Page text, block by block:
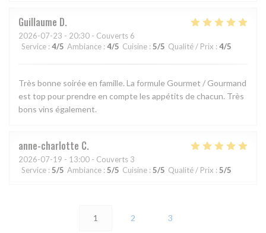
Guillaume D
2026-07-23 - 20:30 - Couverts 6
Service : 4/5 Ambiance : 4/5 Cuisine : 5/5 Qualité / Prix : 4/5
Très bonne soirée en famille. La formule Gourmet / Gourmand
est top pour prendre en compte les appétits de chacun. Très
bons vins également.
anne-charlotte C
2026-07-19 - 13:00 - Couverts 3
Service : 5/5 Ambiance : 5/5 Cuisine : 5/5 Qualité / Prix : 5/5
1 2 3